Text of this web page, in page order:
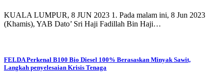
KUALA LUMPUR, 8 JUN 2023 1. Pada malam ini, 8 Jun 2023
(Khamis), YAB Dato’ Sri Haji Fadillah Bin Haji…
FELDA Perkenal B100 Bio Diesel 100% Berasaskan Minyak Sawit,
Langkah penyelesaian Krisis Tenaga